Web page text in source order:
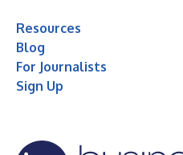
Resources
Blog
For Journalists
Sign Up